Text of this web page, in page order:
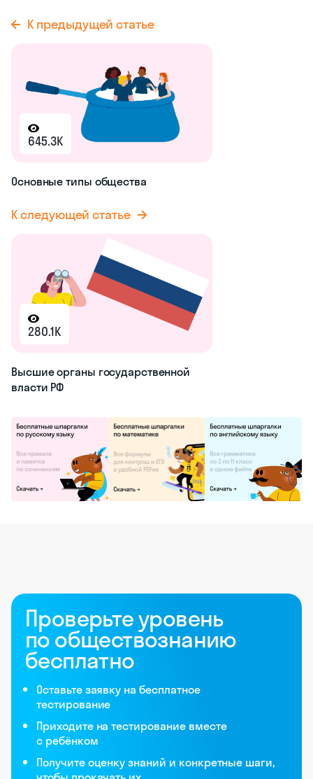
К предыдущей статье
645.3K
Основные типы общества
К следующей статье
280.1K
Высшие органы государственной
власти РФ
Проверьте уровень
по обществознанию
бесплатно
Оставьте заявку на бесплатное
тестирование
Приходите на тестирование вместе
с ребёнком
Получите оценку знаний и конкретные шаги,